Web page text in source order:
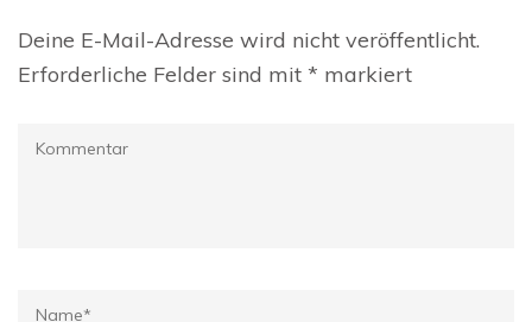
Deine E-Mail-Adresse wird nicht veröffentlicht.
Erforderliche Felder sind mit * markiert
Kommentar
Name*